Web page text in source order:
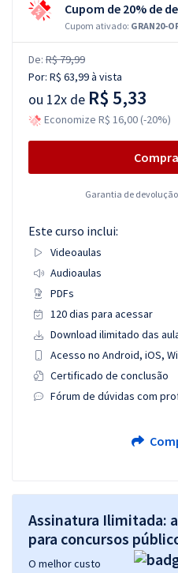
Cupom de 20% de
Cupom ativado: GRAN20-
De: R$ 79,99
Por: R$ 63,99à vista
ou 12x de R$ 5,33
Economize R$ 16,00 (-20%)
Garantia de
Este curso inclui:
Videoaulas
Audioaulas
PDFs
120 dias para acessar
Download ilimitado das
Acesso no Android, iOS,
Certificado de conclusão
Fórum de dúvidas com
Assinatura Ilimitada:
para concursos
O melhor custo